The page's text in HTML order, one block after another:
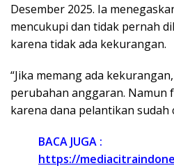
Desember 2025. Ia
mencukupi dan tidak pernah
karena tidak ada kekurangan.
“Jika memang ada
perubahan anggaran. Namun
karena dana pelantikan sudah
BACA JUGA :
https://